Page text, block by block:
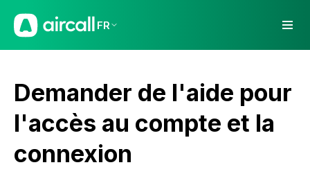
FR
Demander de l'aide pour
l'accès au compte et la
connexion